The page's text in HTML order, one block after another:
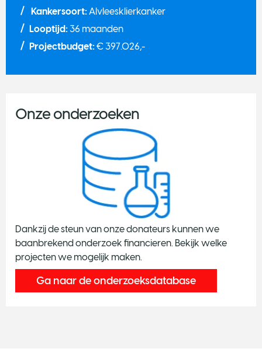
Kankersoort: Alvleesklierkanker
Looptijd: 36 maanden
Projectbudget: € 397.026,-
Onze onderzoeken
Dankzij de steun van onze donateurs kunnen we
baanbrekend onderzoek financieren. Bekijk welke
projecten we mogelijk maken.
Ga naar de onderzoeksdatabase